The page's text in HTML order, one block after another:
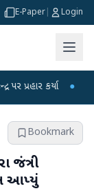
E-Paper Login
કર્યા ●
Bookmark
જંત્રી
આપ્યું